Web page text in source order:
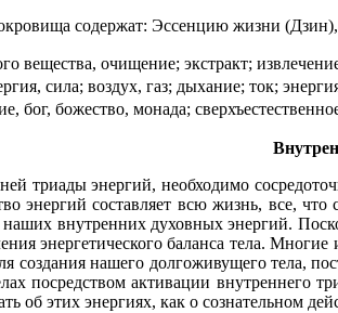
содержат: Эссенцию жизни
вещества, очищение; экстракт;
сила; воздух, газ; дыхание; ток;
божество, монада;
триады энергий, необходимо
энергий составляет всю жизнь, все,
внутренних духовных энергий.
энергетического баланса тела.
создания нашего долгоживущего тела,
посредством активации внутреннего
об этих энергиях, как о сознательном